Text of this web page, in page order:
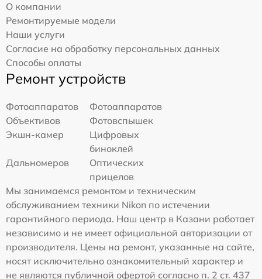
О компании
Ремонтируемые модели
Наши услуги
Согласие на обработку персональных данных
Способы оплаты
Ремонт устройств
Фотоаппаратов
Фотоаппаратов
Объективов
Фотовспышек
Экшн-камер
Цифровых
биноклей
Дальномеров
Оптических
прицелов
Мы занимаемся ремонтом и техническим
обслуживанием техники Nikon по истечении
гарантийного периода. Наш центр в Казани работает
независимо и не имеет официальной авторизации от
производителя. Цены на ремонт, указанные на сайте,
носят исключительно ознакомительный характер и
не являются публичной офертой согласно п. 2 ст. 437